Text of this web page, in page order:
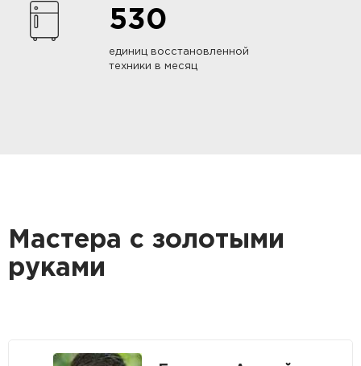
530
единиц восстановленной
техники в месяц
Мастера с золотыми
руками